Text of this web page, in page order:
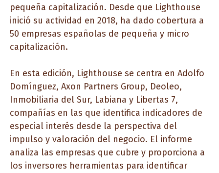
pequeña capitalización. Desde que Lighthouse
inició su actividad en 2018, ha dado cobertura a
50 empresas españolas de pequeña y micro
capitalización.
En esta edición, Lighthouse se centra en Adolfo
Domínguez, Axon Partners Group, Deoleo,
Inmobiliaria del Sur, Labiana y Libertas 7,
compañías en las que identifica indicadores de
especial interés desde la perspectiva del
impulso y valoración del negocio. El informe
analiza las empresas que cubre y proporciona a
los inversores herramientas para identificar